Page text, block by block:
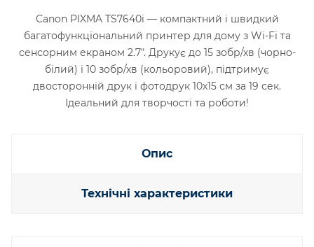
Canon PIXMA TS7640i — компактний і швидкий
багатофункціональний принтер для дому з Wi-Fi та
сенсорним екраном 2.7". Друкує до 15 зобр/хв (чорно-
білий) і 10 зобр/хв (кольоровий), підтримує
двосторонній друк і фотодрук 10x15 см за 19 сек.
Ідеальний для творчості та роботи!
Опис
Технічні характеристики